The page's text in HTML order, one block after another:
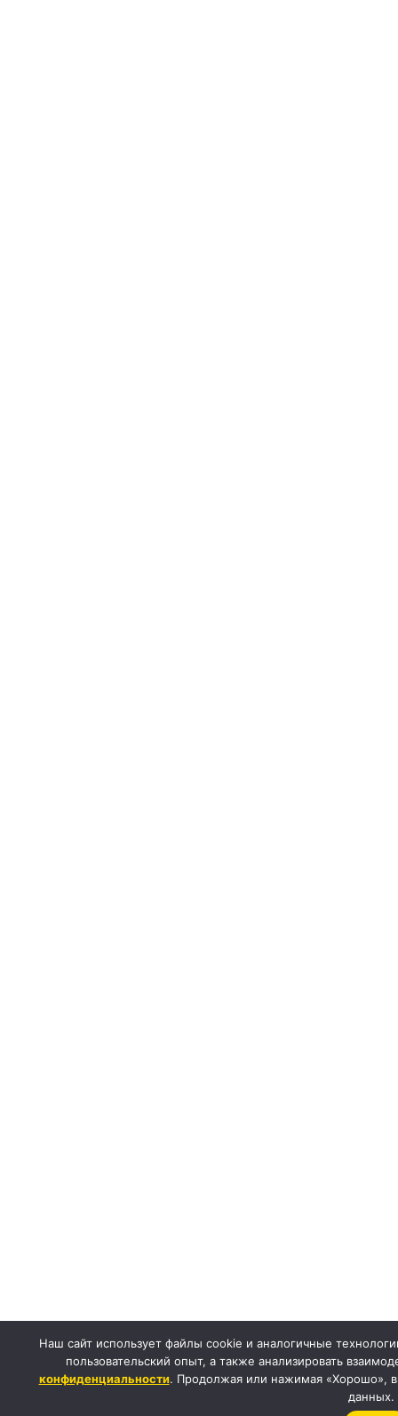
Наш сайт использует файлы cookie и аналогичные
пользовательский опыт, а также анализировать
конфиденциальности. Продолжая или нажимая «Хорошо»,
данных.